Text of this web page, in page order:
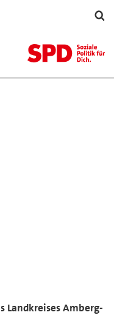
Landkreises Amberg-